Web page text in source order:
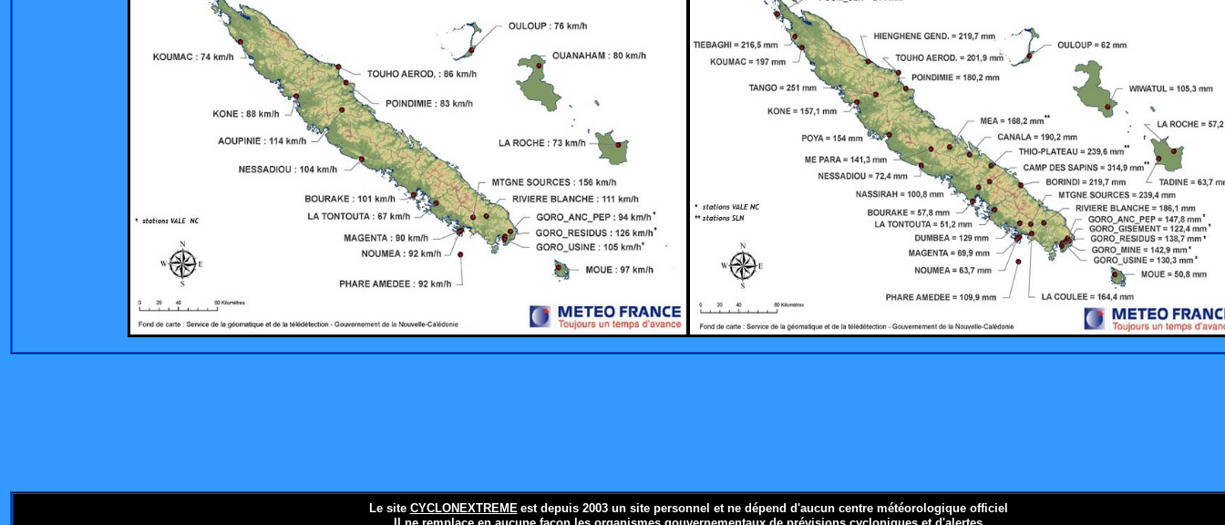
Le site CYCLONEXTREME est depuis 2003 un site personnel et ne dépend d'aucun centre météorologique officiel